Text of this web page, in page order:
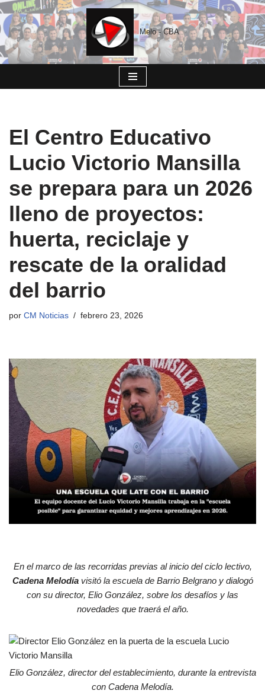
Saltar
al
contenido
Melo - CBA
El Centro Educativo
Lucio Victorio Mansilla
se prepara para un 2026
lleno de proyectos:
huerta, reciclaje y
rescate de la oralidad
del barrio
por CM Noticias febrero 23, 2026
En el marco de las recorridas previas al inicio del ciclo lectivo,
Cadena Melodíavisitó la escuela de Barrio Belgrano y dialogó
con su director, Elio González, sobre los desafíos y las
novedades que traerá el año.
Elio González, director del establecimiento, durante la entrevista
con Cadena Melodía.